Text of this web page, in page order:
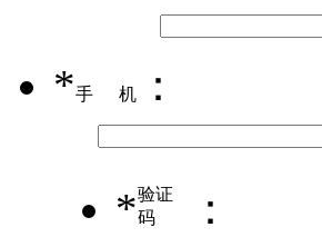
*手机 ：
*验证
码
：